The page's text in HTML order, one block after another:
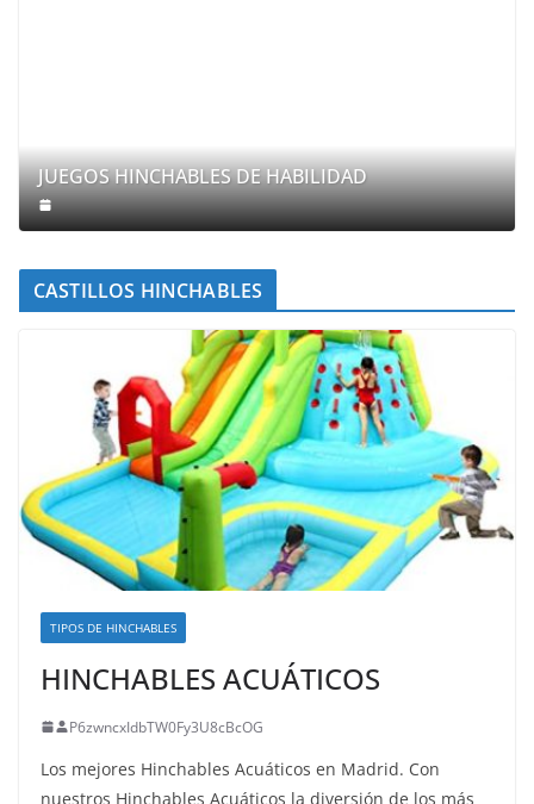
JUEGOS HINCHABLES DE HABILIDAD
CASTILLOS HINCHABLES
TIPOS DE HINCHABLES
HINCHABLES ACUÁTICOS
P6zwncxIdbTW0Fy3U8cBcOG
Los mejores Hinchables Acuáticos en Madrid. Con
nuestros Hinchables Acuáticos la diversión de los más